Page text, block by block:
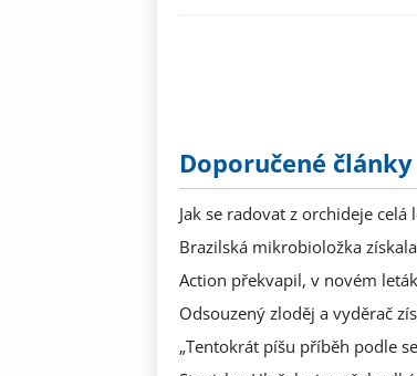
Doporučené články
Jak se radovat z orchideje
Brazilská mikrobioložka
Action překvapil, v novém
Odsouzený zloděj a vyděrač
„Tentokrát píšu příběh podle